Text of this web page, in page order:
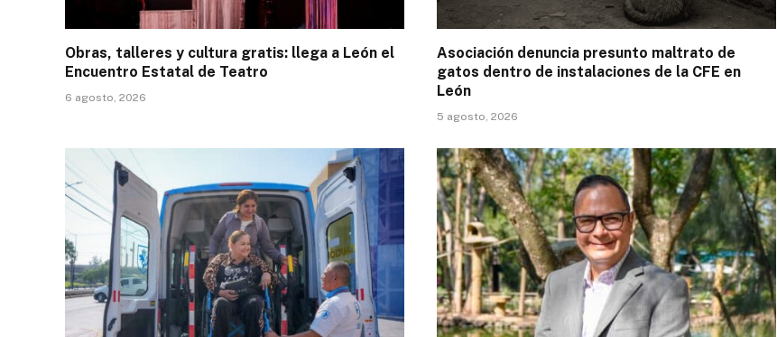
Obras, talleres y cultura gratis: llega a León el
Encuentro Estatal de Teatro
6 agosto, 2026
Asociación denuncia presunto maltrato de
gatos dentro de instalaciones de la CFE en
León
5 agosto, 2026